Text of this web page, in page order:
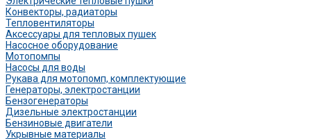
Конвекторы, радиаторы
Тепловентиляторы
Аксессуары для тепловых пушек
Насосное оборудование
Мотопомпы
Насосы для воды
Рукава для мотопомп, комплектующие
Генераторы, электростанции
Бензогенераторы
Дизельные электростанции
Бензиновые двигатели
Укрывные материалы